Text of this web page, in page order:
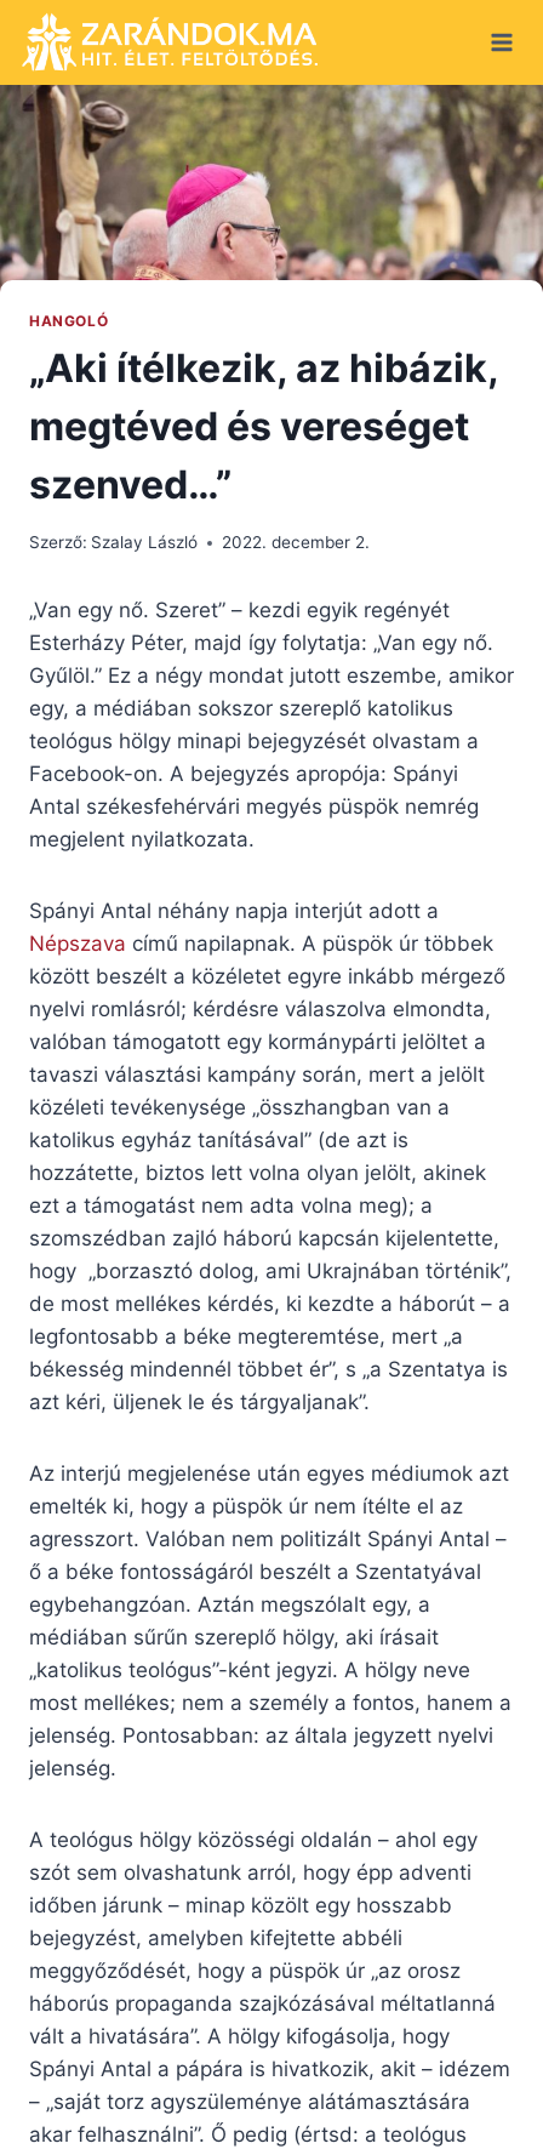
content
HANGOLÓ
„Aki ítélkezik, az hibázik,
megtéved és vereséget
szenved…”
Szerző: Szalay László 2022. december 2.
„Van egy nő. Szeret” – kezdi egyik regényét
Esterházy Péter, majd így folytatja: „Van egy nő.
Gyűlöl.” Ez a négy mondat jutott eszembe, amikor
egy, a médiában sokszor szereplő katolikus
teológus hölgy minapi bejegyzését olvastam a
Facebook-on. A bejegyzés apropója: Spányi
Antal székesfehérvári megyés püspök nemrég
megjelent nyilatkozata.
Spányi Antal néhány napja interjút adott a
Népszava című napilapnak. A püspök úr többek
között beszélt a közéletet egyre inkább mérgező
nyelvi romlásról; kérdésre válaszolva elmondta,
valóban támogatott egy kormánypárti jelöltet a
tavaszi választási kampány során, mert a jelölt
közéleti tevékenysége „összhangban van a
katolikus egyház tanításával” (de azt is
hozzátette, biztos lett volna olyan jelölt, akinek
ezt a támogatást nem adta volna meg); a
szomszédban zajló háború kapcsán kijelentette,
hogy „borzasztó dolog, ami Ukrajnában történik”,
de most mellékes kérdés, ki kezdte a háborút – a
legfontosabb a béke megteremtése, mert „a
békesség mindennél többet ér”, s „a Szentatya is
azt kéri, üljenek le és tárgyaljanak”.
Az interjú megjelenése után egyes médiumok azt
emelték ki, hogy a püspök úr nem ítélte el az
agresszort. Valóban nem politizált Spányi Antal –
ő a béke fontosságáról beszélt a Szentatyával
egybehangzóan. Aztán megszólalt egy, a
médiában sűrűn szereplő hölgy, aki írásait
„katolikus teológus”-ként jegyzi. A hölgy neve
most mellékes; nem a személy a fontos, hanem a
jelenség. Pontosabban: az általa jegyzett nyelvi
jelenség.
A teológus hölgy közösségi oldalán – ahol egy
szót sem olvashatunk arról, hogy épp adventi
időben járunk – minap közölt egy hosszabb
bejegyzést, amelyben kifejtette abbéli
meggyőződését, hogy a püspök úr „az orosz
háborús propaganda szajkózásával méltatlanná
vált a hivatására”. A hölgy kifogásolja, hogy
Spányi Antal a pápára is hivatkozik, akit – idézem
– „saját torz agyszüleménye alátámasztására
akar felhasználni”. Ő pedig (értsd: a teológus